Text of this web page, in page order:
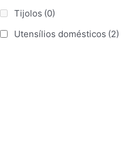
Tijolos (0)
Utensílios domésticos (2)